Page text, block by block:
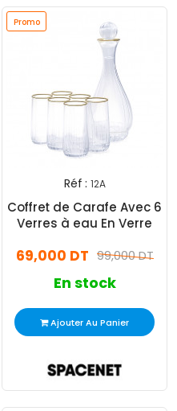
Promo
Réf : 12A
Coffret de Carafe Avec 6
Verres à eau En Verre
99,000 DT
69,000 DT
En stock
Ajouter Au Panier